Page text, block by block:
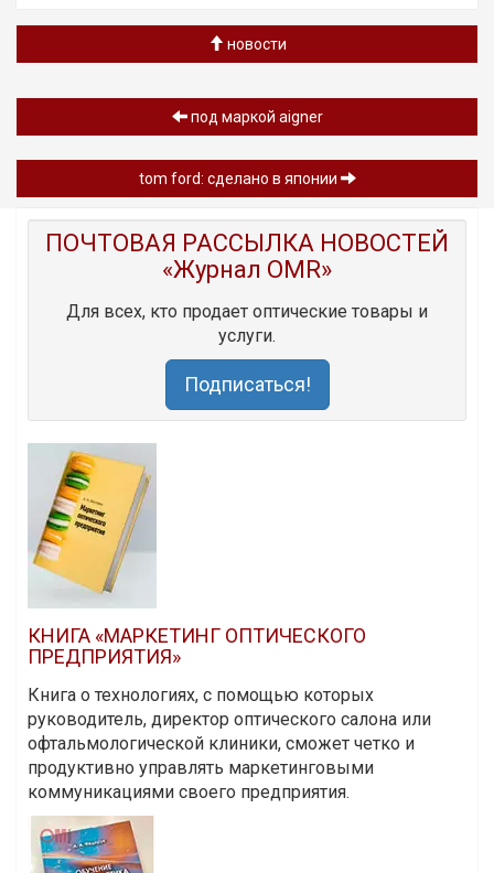
новости
под маркой aigner
tom ford: сделано в японии
ПОЧТОВАЯ РАССЫЛКА НОВОСТЕЙ
«Журнал OMR»
Для всех, кто продает оптические товары и
услуги.
Подписаться!
КНИГА «МАРКЕТИНГ ОПТИЧЕСКОГО
ПРЕДПРИЯТИЯ»
Книга о технологиях, с помощью которых
руководитель, директор оптического салона или
офтальмологической клиники, сможет четко и
продуктивно управлять маркетинговыми
коммуникациями своего предприятия.